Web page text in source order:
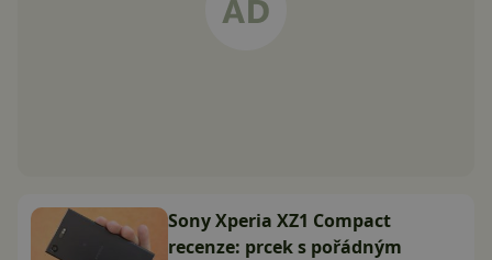
Sony Xperia XZ1 Compact
recenze: prcek s pořádným